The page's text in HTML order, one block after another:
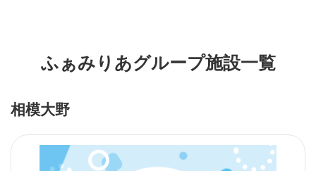
ふぁみりあグループ施設一覧
相模大野